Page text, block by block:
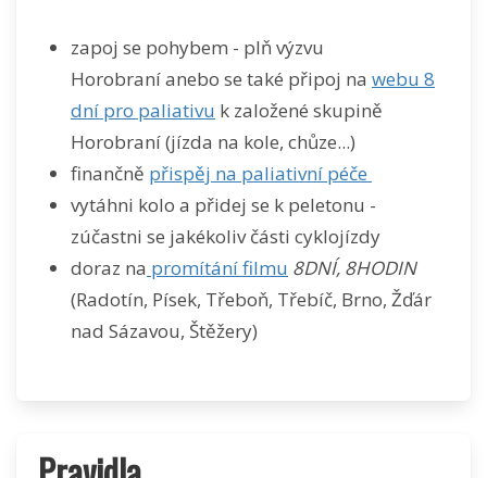
zapoj se pohybem - plň výzvu
Horobraní anebo se také připoj na webu 8
dní pro paliativu k založené skupině
Horobraní (jízda na kole, chůze...)
finančně přispěj na paliativní péče
vytáhni kolo a přidej se k peletonu -
zúčastni se jakékoliv části cyklojízdy
doraz na promítání filmu 8DNÍ, 8HODIN
(Radotín, Písek, Třeboň, Třebíč, Brno, Žďár
nad Sázavou, Štěžery)